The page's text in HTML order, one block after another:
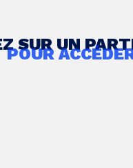
SUR UN
POUR